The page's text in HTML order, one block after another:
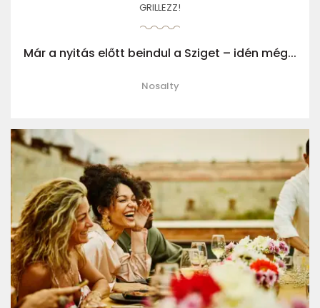
GRILLEZZ!
Már a nyitás előtt beindul a Sziget – idén még...
Nosalty